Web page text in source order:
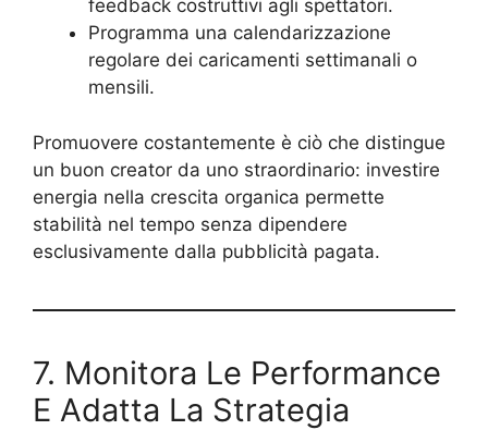
feedback costruttivi agli spettatori.
Programma una calendarizzazione
regolare dei caricamenti settimanali o
mensili.
Promuovere costantemente è ciò che distingue
un buon creator da uno straordinario: investire
energia nella crescita organica permette
stabilità nel tempo senza dipendere
esclusivamente dalla pubblicità pagata.
7. Monitora Le Performance
E Adatta La Strategia